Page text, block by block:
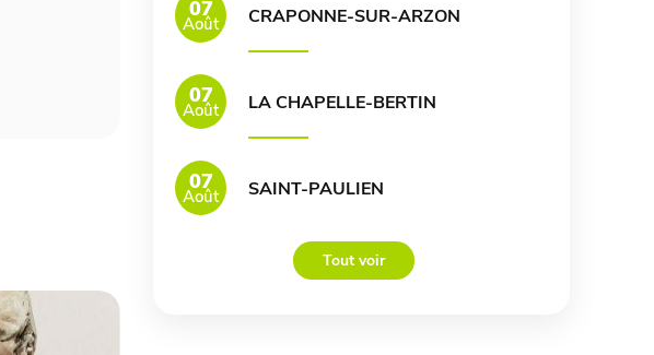
07
Août CRAPONNE-SUR-ARZON
07
Août LA CHAPELLE-BERTIN
07
Août SAINT-PAULIEN
Tout voir